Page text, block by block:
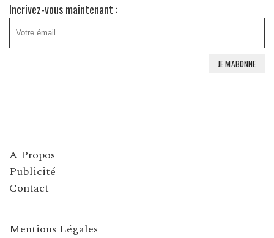
Incrivez-vous maintenant :
A Propos
Publicité
Contact
Mentions Légales